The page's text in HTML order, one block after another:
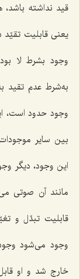
قید نداشته
یعنى قابلیت تقیّد
وجود بشرط لا
به‌شرط عدم تقید
وجود حدود است،
بین سایر
این وجود، دیگر
مانند آن صوتى
قابلیت تبدّل و
وجود مى‌شود
خارج شد و او